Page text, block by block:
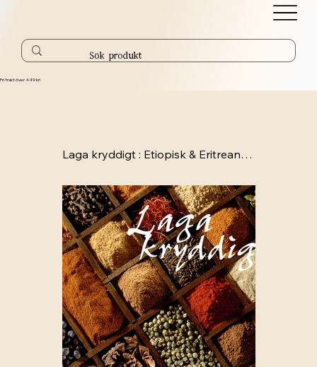
Fri frakt över 449 kr!
Laga kryddigt : Etiopisk & Eritreansk mat för svenska kök